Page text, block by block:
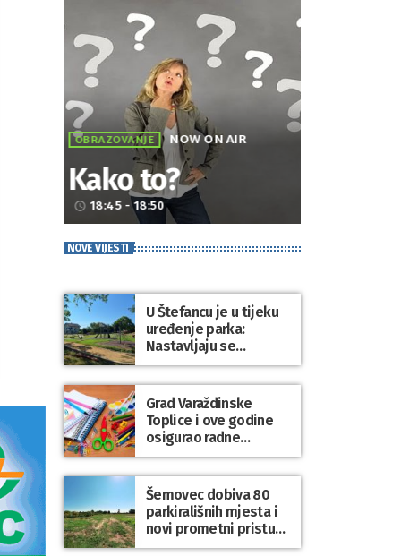
OBRAZOVANJE NOW ON AIR
Kako to?
access_time 18:45 - 18:50
NOVE VIJESTI
U Štefancu je u tijeku
uređenje parka:
Nastavljaju se
ulaganja u javne
prostore diljem
općine Trnovec
Bartolovečki
Grad Varaždinske
Toplice i ove godine
osigurao radne
bilježnice i dodatni
obrazovni materijal za
sve osnovnoškolce
Šemovec dobiva 80
parkirališnih mjesta i
novi prometni pristup
groblju